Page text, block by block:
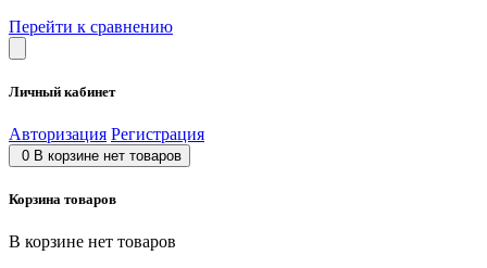
Перейти к сравнению
Личный кабинет
Авторизация Регистрация
0 В корзине нет товаров
Корзина товаров
В корзине нет товаров